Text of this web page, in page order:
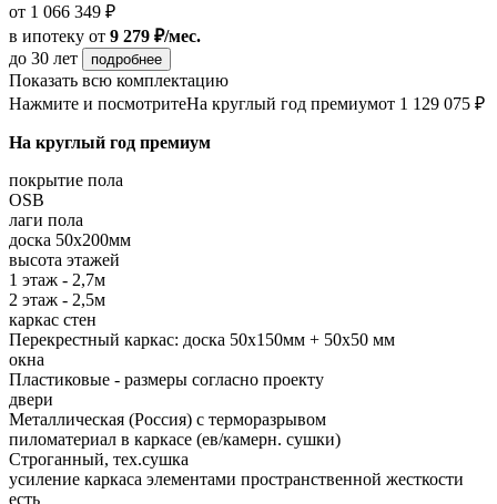
от 1 066 349 ₽
в ипотеку от 9 279 ₽/мес.
до 30 лет
подробнее
Показать всю комплектацию
Нажмите и посмотритеНа круглый год премиумот 1 129 075 ₽
На круглый год премиум
покрытие пола
OSB
лаги пола
доска 50х200мм
высота этажей
1 этаж - 2,7м
2 этаж - 2,5м
каркас стен
Перекрестный каркас: доска 50х150мм + 50х50 мм
окна
Пластиковые - размеры согласно проекту
двери
Металлическая (Россия) с терморазрывом
пиломатериал в каркасе (ев/камерн. сушки)
Строганный, тех.сушка
усиление каркаса элементами пространственной жесткости
есть